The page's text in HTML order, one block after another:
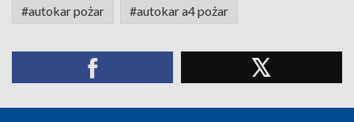
#autokar pożar #autokar a4 pożar